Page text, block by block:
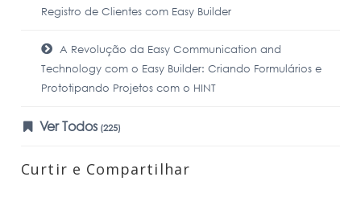
Registro de Clientes com Easy Builder
A Revolução da Easy Communication and
Technology com o Easy Builder: Criando Formulários e
Prototipando Projetos com o HINT
Ver Todos (225)
Curtir e Compartilhar